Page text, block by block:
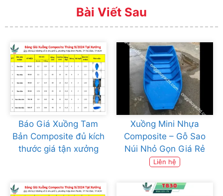
Bài Viết Sau
Báo Giá Xuồng Tam
Bản Composite đủ kích
thước giá tận xưởng
Xuồng Mini Nhựa
Composite – Gỗ Sao
Núi Nhỏ Gọn Giá Rẻ
Liên hệ